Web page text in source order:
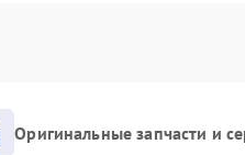
Оригинальные запчасти и